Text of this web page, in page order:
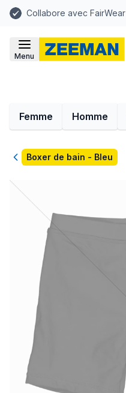
Collabore avec FairWear
Menu
Femme Homme
RetourBoxer de bain - Bleu